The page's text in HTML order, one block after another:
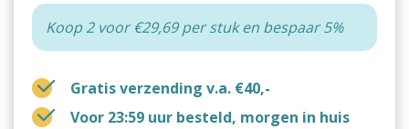
Koop 2 voor €29,69 per stuk en bespaar 5%
Gratis verzending v.a. €40,-
Voor 23:59 uur besteld, morgen in huis